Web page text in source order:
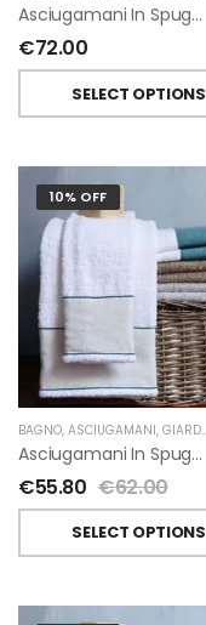
Asciugamani In Spugna Con Fiori In Lino Applicati Di Giardino Segreto.
€72.00
SELECT OPTIONS
10% OFF
BAGNO, ASCIUGAMANI, GIARDINO SEGRETO
Asciugamani In Spugna E Lino Di Giardino Segreto
€55.80 €62.00
SELECT OPTIONS